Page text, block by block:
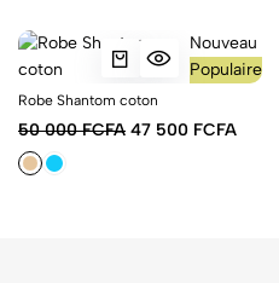
Nouveau
Populaire
Robe Shantom coton
50 000 FCFA 47 500 FCFA